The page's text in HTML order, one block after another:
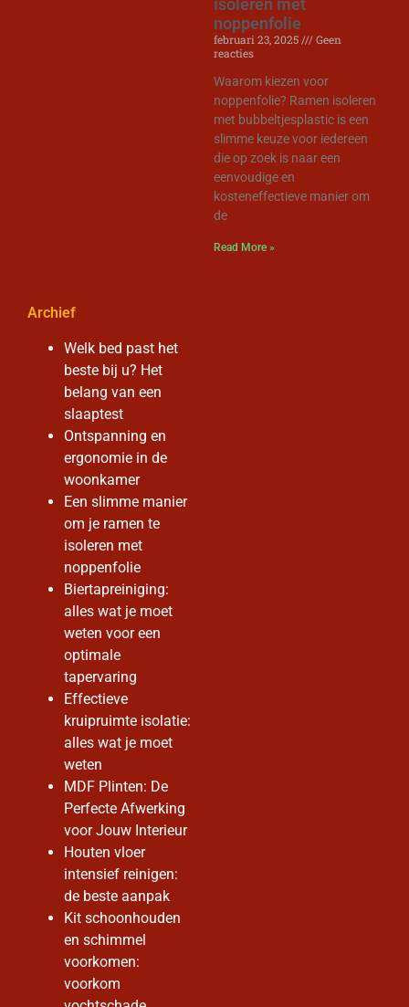
isoleren met
noppenfolie
februari 23, 2025
Geen
reacties
Waarom kiezen voor
noppenfolie? Ramen isoleren
met bubbeltjesplastic is een
slimme keuze voor iedereen
die op zoek is naar een
eenvoudige en
kosteneffectieve manier om
de
Read More »
Archief
Welk bed past het
beste bij u? Het
belang van een
slaaptest
Ontspanning en
ergonomie in de
woonkamer
Een slimme manier
om je ramen te
isoleren met
noppenfolie
Biertapreiniging:
alles wat je moet
weten voor een
optimale
tapervaring
Effectieve
kruipruimte isolatie:
alles wat je moet
weten
MDF Plinten: De
Perfecte Afwerking
voor Jouw Interieur
Houten vloer
intensief reinigen:
de beste aanpak
Kit schoonhouden
en schimmel
voorkomen:
voorkom